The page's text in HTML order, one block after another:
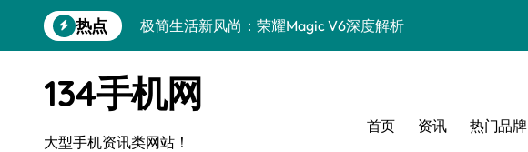
到
热点
极简生活新风尚：荣耀Magic V6深度解析
真我GT8 Pro：极简高效，畅享智慧生活
极简美学，徕卡影像——Xiaomi 17 Ultra选购指南
134手机网
大型手机资讯类网站！
首页 资讯 热门品牌